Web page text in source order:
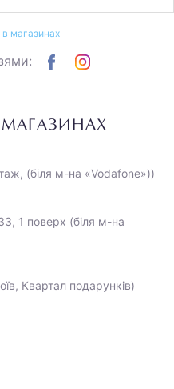
в магазинах
МАГАЗИНАХ
(біля м-на «Vodafone»))
1 поверх (біля м-на
Квартал подарунків)